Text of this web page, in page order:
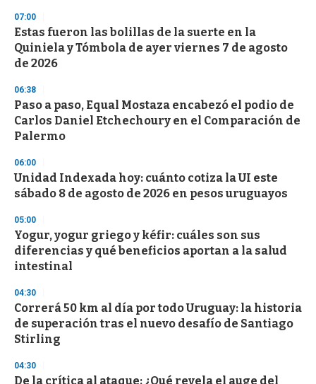
s
e
c
o
n
07:00
Estas fueron las bolillas de la suerte en la
Quiniela y Tómbola de ayer viernes 7 de agosto
de 2026
06:38
Paso a paso, Equal Mostaza encabezó el podio de
Carlos Daniel Etchechoury en el Comparación de
Palermo
06:00
Unidad Indexada hoy: cuánto cotiza la UI este
sábado 8 de agosto de 2026 en pesos uruguayos
05:00
Yogur, yogur griego y kéfir: cuáles son sus
diferencias y qué beneficios aportan a la salud
intestinal
04:30
Correrá 50 km al día por todo Uruguay: la historia
de superación tras el nuevo desafío de Santiago
Stirling
04:30
De la crítica al ataque: ¿Qué revela el auge del